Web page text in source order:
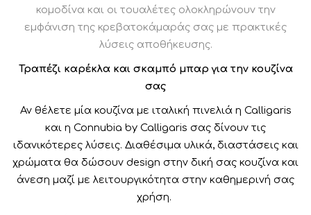
κομοδίνα και οι τουαλέτες ολοκληρώνουν την
εμφάνιση της κρεβατοκάμαράς σας με πρακτικές
λύσεις αποθήκευσης.
Τραπέζι καρέκλα και σκαμπό μπαρ για την κουζίνα
σας
Αν θέλετε μία κουζίνα με ιταλική πινελιά η Calligaris
και η Connubia by Calligaris σας δίνουν τις
ιδανικότερες λύσεις. Διαθέσιμα υλικά, διαστάσεις και
χρώματα θα δώσουν design στην δική σας κουζίνα και
άνεση μαζί με λειτουργικότητα στην καθημερινή σας
χρήση.